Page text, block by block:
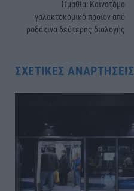
Ημαθία: Καινοτόμο
γαλακτοκομικό προϊόν από
ροδάκινα δεύτερης διαλογής
ΣΧΕΤΙΚΈΣ ΑΝΑΡΤΉΣΕΙΣ